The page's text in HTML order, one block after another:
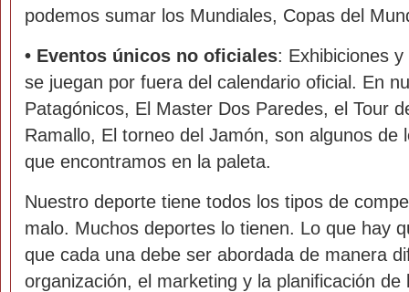
podemos sumar los Mundiales, Copas del
• Eventos únicos no oficiales: Exhibiciones
se juegan por fuera del calendario oficial. En
Patagónicos, El Master Dos Paredes, el Tour
Ramallo, El torneo del Jamón, son algunos de
que encontramos en la paleta.
Nuestro deporte tiene todos los tipos de
malo. Muchos deportes lo tienen. Lo que hay
que cada una debe ser abordada de manera
organización, el marketing y la planificación de